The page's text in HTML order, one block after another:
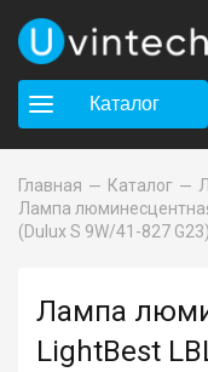
Каталог
Главная Каталог
Лампа
(Dulux S 9W/41-827 G23)
Лампа
LightBest